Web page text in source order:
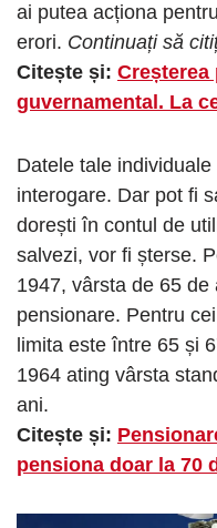
ai putea acționa
erori. Continuați să
Citește și: Creșterea
guvernamental. La
Datele tale
interogare. Dar pot fi
dorești în contul de
salvezi, vor fi șterse.
1947, vârsta de 65
pensionare. Pentru
limita este între 65 și
1964 ating vârsta
ani.
Citește și:
pensiona doar la 70